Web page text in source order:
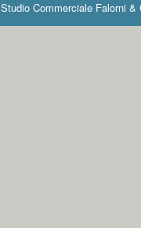
Studio Commerciale Falorni